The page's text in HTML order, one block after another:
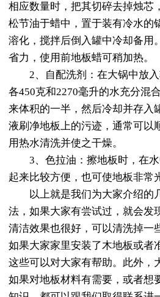
相应数量时，把其切碎去掉烛芯
松节油于蜡中，置于装有冷水的
溶化，搅拌后倒入罐中冷却备用
省力，使用前地板蜡可稍加热。
2、自配洗剂：在大锅中放入
各450克和2270毫升的水充分混
来体积的一半，然后冷却并存入
液刷净地板上的污迹，通常可以
用热水清洗并使之干燥。
3、色拉油：擦地板时，在水
起来比较方便，也可使地板非常
以上就是我们为大家介绍的
法，如果大家有尝试过，就会发
清洁效果也很好，可以清洗掉一
如果大家家里安装了木地板或者
这些可以对大家有帮助。此外，
如果对地板材料有需要，或者想